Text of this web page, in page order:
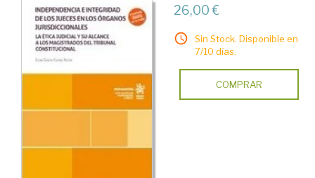
26,00 €
Sin Stock. Disponible en
7/10 días.
COMPRAR